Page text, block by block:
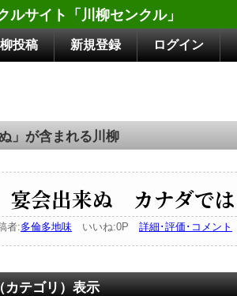
ルサイト「川柳センクル」
投稿 新規登録 ログイン
」が含まれる川柳
会出来ぬ カナダでは
者:多倫多地味 いいね:0P 詳細･評価･コメント
カテゴリ）表示